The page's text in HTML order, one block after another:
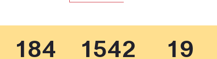
184 1542 19